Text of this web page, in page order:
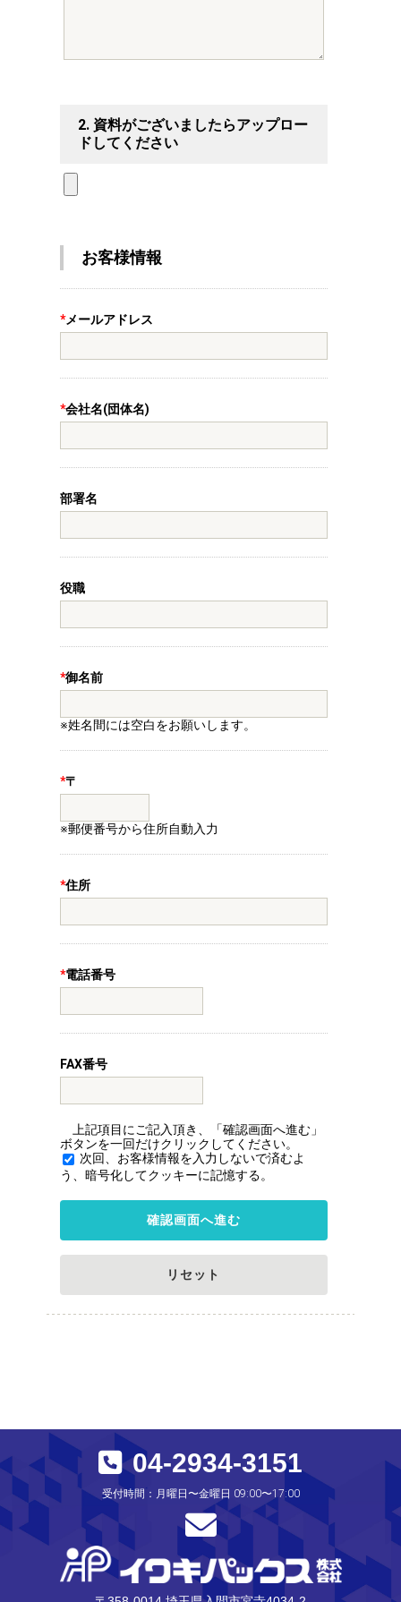
2. 資料がございましたらアップロー
ドしてください
お客様情報
*メールアドレス
*会社名(団体名)
部署名
役職
*御名前
※姓名間には空白をお願いします。
*〒
※郵便番号から住所自動入力
*住所
*電話番号
FAX番号
上記項目にご記入頂き、「確認画面へ進む」
ボタンを一回だけクリックしてください。
う、暗号化してクッキーに記憶する。
確認画面へ進む
リセット
04-2934-3151
受付時間：月曜日〜金曜日 09:00〜17:00